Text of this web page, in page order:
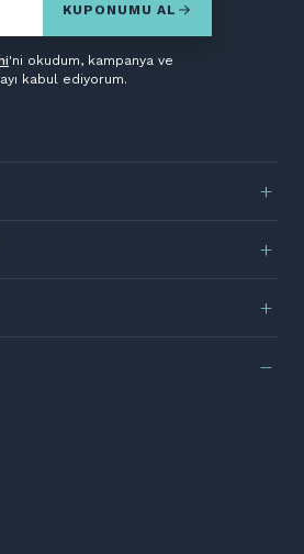
KUPONUMU AL
'ni okudum, kampanya ve
kabul ediyorum.